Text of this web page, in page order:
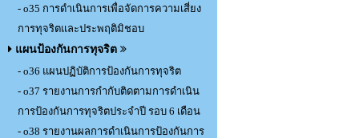
- o35 การดำเนินการเพื่อจัดการความเสี่ยง
การทุจริตและประพฤติมิชอบ
แผนป้องกันการทุจริต
- o36 แผนปฏิบัติการป้องกันการทุจริต
- o37 รายงานการกำกับติดตามการดำเนิน
การป้องกันการทุจริตประจำปี รอบ 6 เดือน
- o38 รายงานผลการดำเนินการป้องกันการ